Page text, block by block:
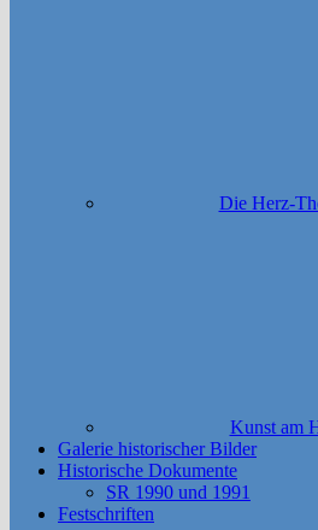
Die Herz-
Kunst am
Galerie historischer Bilder
Historische Dokumente
SR 1990 und 1991
Festschriften